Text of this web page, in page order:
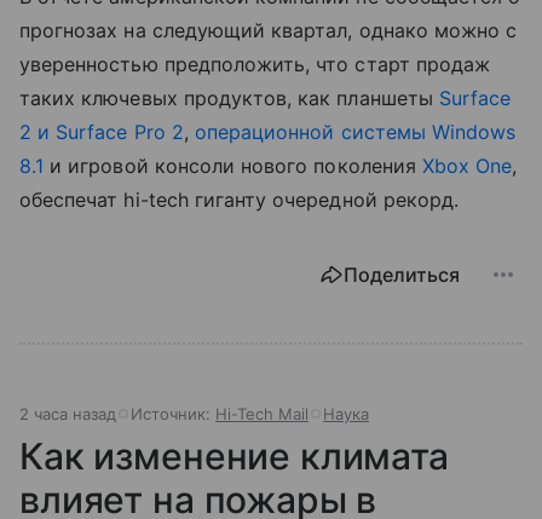
прогнозах на следующий квартал, однако можно с
уверенностью предположить, что старт продаж
таких ключевых продуктов, как планшеты Surface
2 и Surface Pro 2, операционной системы Windows
8.1 и игровой консоли нового поколения Xbox One,
обеспечат hi-tech гиганту очередной рекорд.
Поделиться
2 часа назад Источник: Hi-Tech Mail Наука
Как изменение климата
влияет на пожары в